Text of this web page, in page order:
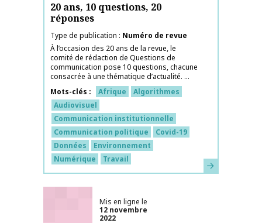
20 ans, 10 questions, 20
réponses
Type de publication
Numéro de revue
À l’occasion des 20 ans de la revue, le
comité de rédaction de Questions de
communication pose 10 questions, chacune
consacrée à une thématique d’actualité. ...
Mots-clés
Afrique
Algorithmes
Audiovisuel
Communication institutionnelle
Communication politique
Covid-19
Données
Environnement
Numérique
Travail En savoir plus
Mis en ligne le
12 novembre
2022